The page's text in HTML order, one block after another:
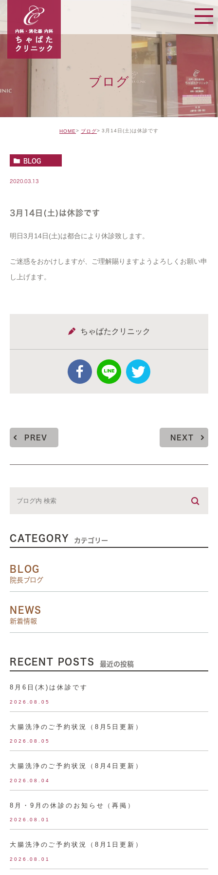
ブログ
HOME ブログ 3月14日(土)は休診です
BLOG
2020.03.13
3月14日(土)は休診です
明日3月14日(土)は都合により休診致します。
ご迷惑をおかけしますが、ご理解賜りますようよろしくお願い申
し上げます。
ちゃばたクリニック
PREV NEXT
CATEGORY カテゴリー
BLOG
院長ブログ
NEWS
新着情報
RECENT POSTS 最近の投稿
8月6日(木)は休診です
2026.08.05
大腸洗浄のご予約状況（8月5日更新）
2026.08.05
大腸洗浄のご予約状況（8月4日更新）
2026.08.04
8月・9月の休診のお知らせ（再掲）
2026.08.01
大腸洗浄のご予約状況（8月1日更新）
2026.08.01